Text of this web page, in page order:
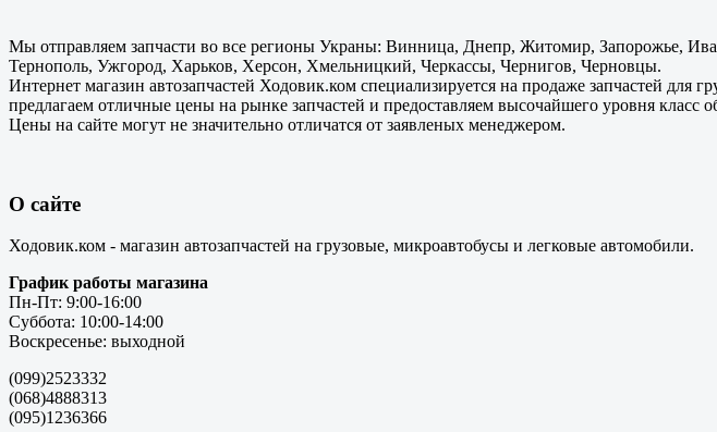
Мы отправляем запчасти во все регионы Украны: Винница, Днепр, Житомир, Запорожье,
Тернополь, Ужгород, Харьков, Херсон, Хмельницкий, Черкассы, Чернигов, Черновцы.
Интернет магазин автозапчастей Ходовик.ком специализируется на продаже запчастей
предлагаем отличные цены на рынке запчастей и предоставляем высочайшего уровня
Цены на сайте могут не значительно отличатся от заявленых менеджером.
О сайте
Ходовик.ком - магазин автозапчастей на грузовые, микроавтобусы и легковые автомобили.
График работы магазина
Пн-Пт: 9:00-16:00
Суббота: 10:00-14:00
Воскресенье: выходной
(099)2523332
(068)4888313
(095)1236366